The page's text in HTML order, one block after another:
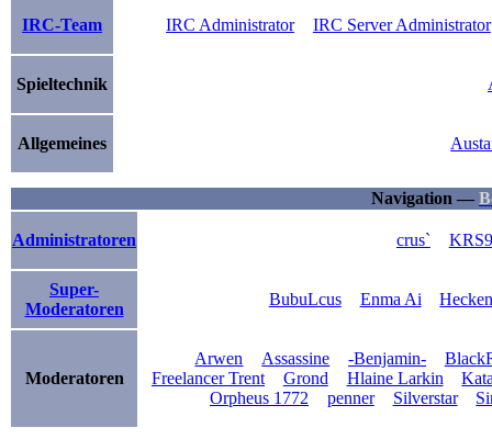
IRC-Team IRC Administrator IRC Server Administrator
Spieltechnik
Allgemeines
Navigation —
Administratoren crus`
Super-
Moderatoren
BubuLcus Enma Ai
Moderatoren
Arwen Assassine -Benjamin-
Freelancer Trent
Grond Hlaine Larkin
Orpheus 1772
penner Silverstar